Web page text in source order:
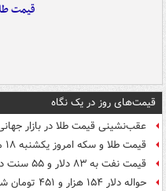
قیمت طلا و
قیمت‌های روز در یک نگاه
عقب‌نشینی قیمت طلا در بازار
قیمت طلا و سکه امروز یکشنبه ۱۸ مرداد ۱۴۰۵
قیمت نفت به ۸۳ دلار و ۵۵ سنت در هر بشکه رسید
حواله دلار ۱۵۴ هزار و ۴۵۱ تومان شد